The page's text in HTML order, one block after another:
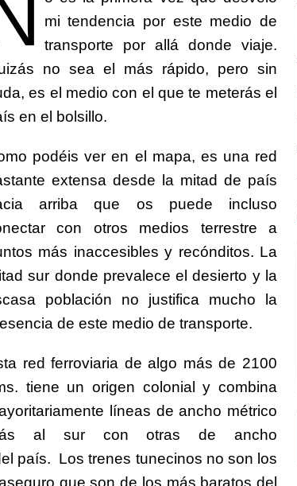
mi tendencia por este medio de
transporte por allá donde viaje.
no sea el más rápido, pero sin
es el medio con el que te meterás el
en el bolsillo.
podéis ver en el mapa, es una red
extensa desde la mitad de país
arriba que os puede incluso
con otros medios terrestre a
más inaccesibles y recónditos. La
sur donde prevalece el desierto y la
población no justifica mucho la
de este medio de transporte.
red ferroviaria de algo más de 2100
tiene un origen colonial y combina
líneas de ancho métrico
al sur con otras de ancho
país. Los trenes tunecinos no son los
que son de los más baratos del